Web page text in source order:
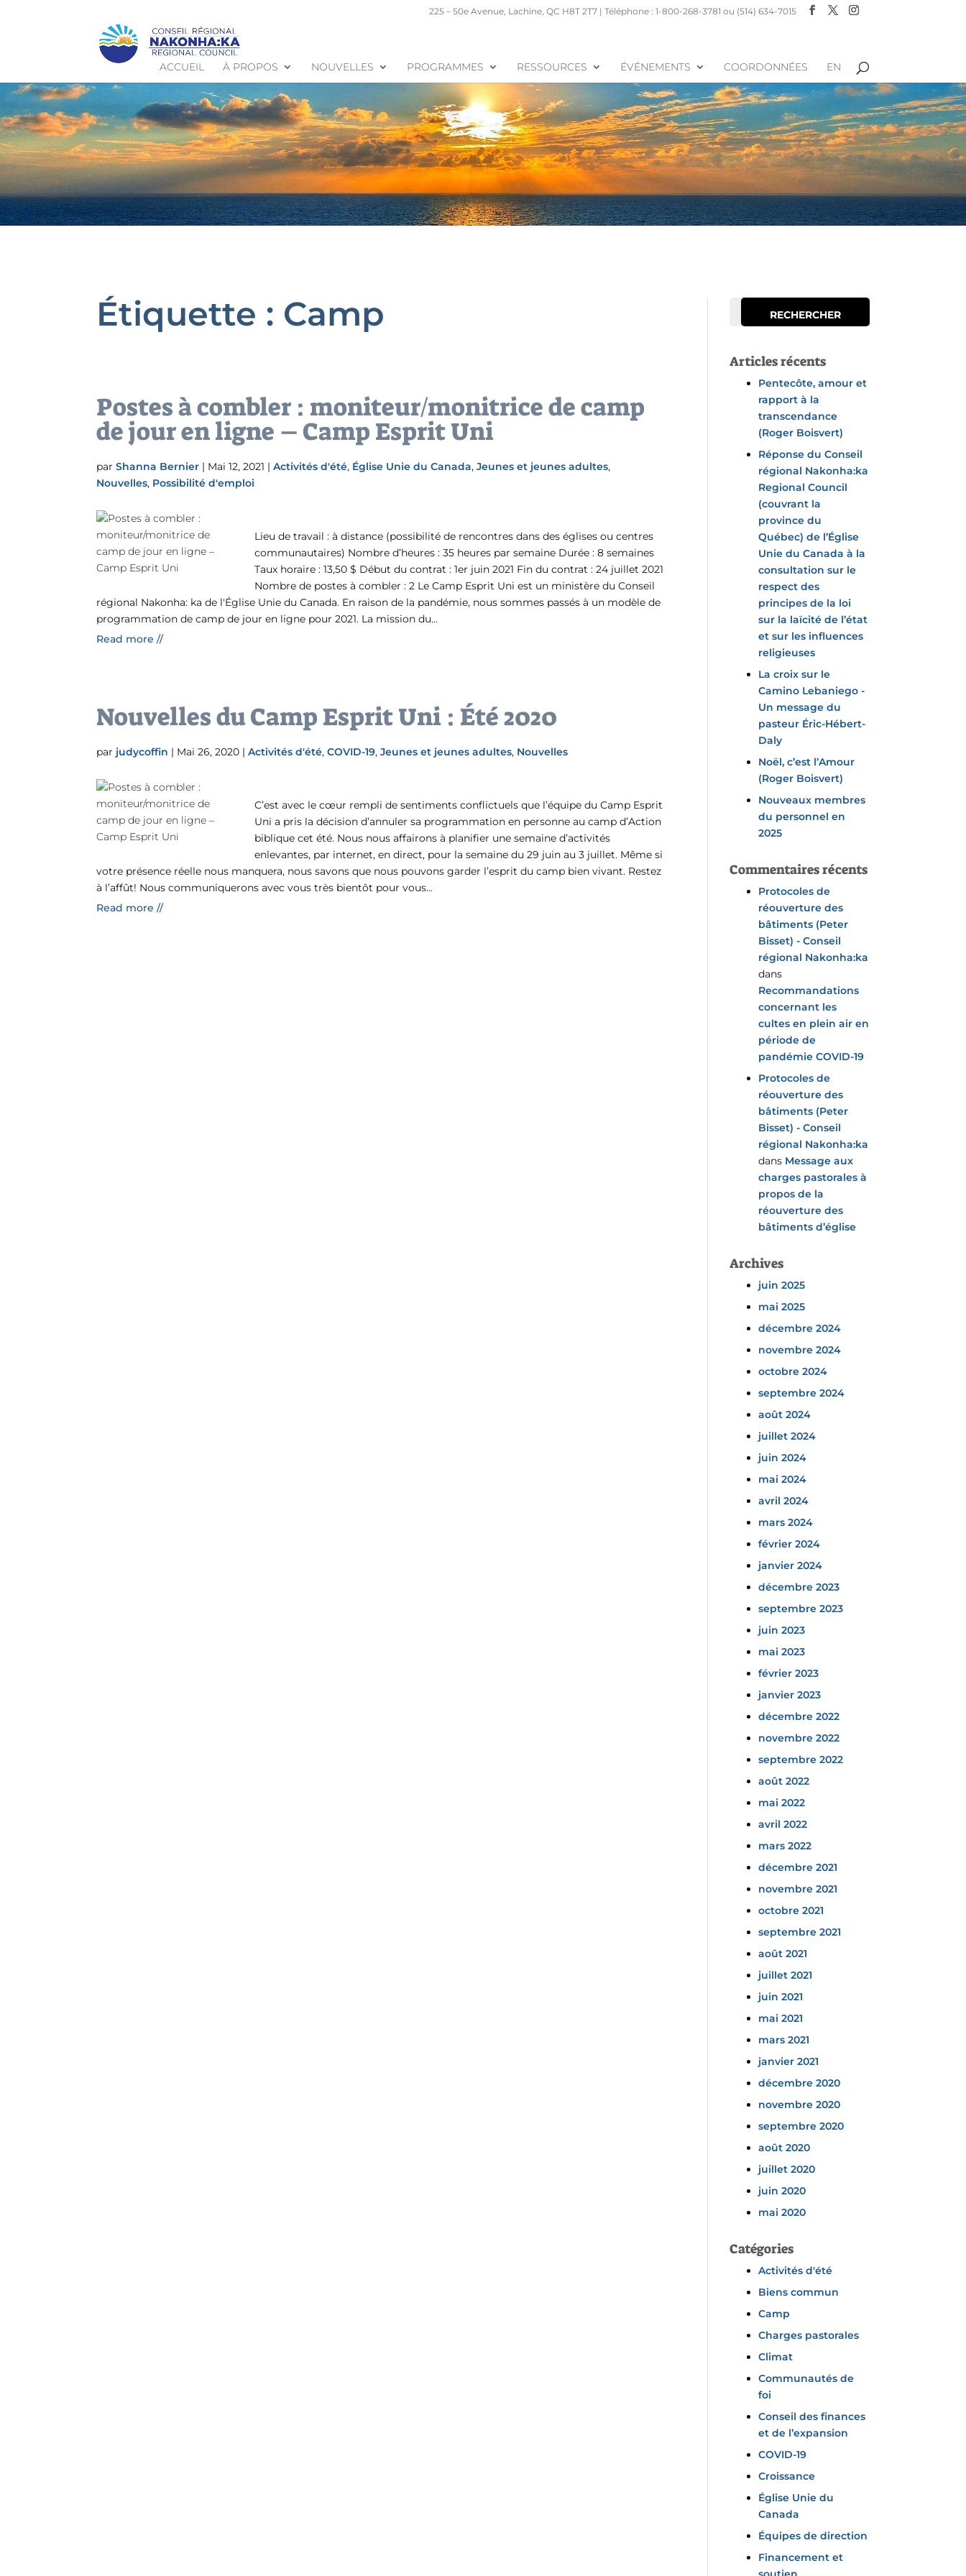
225 – 50e Avenue, Lachine, QC H8T 2T7 | Téléphone : 1-800-268-3781 ou (514) 634-7015
ACCUEIL À PROPOS NOUVELLES PROGRAMMES RESSOURCES ÉVÉNEMENTS COORDONNÉES EN
Étiquette : Camp
Postes à combler : moniteur/monitrice de camp
de jour en ligne – Camp Esprit Uni
parShanna Bernier | Mai 12, 2021 |Activités d'été, Église Unie du Canada,Jeunes et jeunes adultes,
Nouvelles, Possibilité d'emploi
Lieu de travail : à distance (possibilité de rencontres dans des églises ou centres
communautaires) Nombre d’heures : 35 heures par semaine Durée : 8 semaines
Taux horaire : 13,50 $ Début du contrat : 1er juin 2021 Fin du contrat : 24 juillet 2021
Nombre de postes à combler : 2 Le Camp Esprit Uni est un ministère du Conseil
régional Nakonha: ka de l'Église Unie du Canada. En raison de la pandémie, nous sommes passés à un modèle de
programmation de camp de jour en ligne pour 2021. La mission du...
Read more //
Nouvelles du Camp Esprit Uni : Été 2020
par judycoffin | Mai 26, 2020 |Activités d'été,COVID-19,Jeunes et jeunes adultes, Nouvelles
C’est avec le cœur rempli de sentiments conflictuels que l’équipe du Camp Esprit
Uni a pris la décision d’annuler sa programmation en personne au camp d’Action
biblique cet été. Nous nous affairons à planifier une semaine d’activités
enlevantes, par internet, en direct, pour la semaine du 29 juin au 3 juillet. Même si
votre présence réelle nous manquera, nous savons que nous pouvons garder l’esprit du camp bien vivant. Restez
à l’affût! Nous communiquerons avec vous très bientôt pour vous...
Read more //
Articles récents
Pentecôte, amour et
rapport à la
transcendance
(Roger Boisvert)
Réponse du Conseil
régional Nakonha:ka
Regional Council
(couvrant la
province du
Québec) de l’Église
Unie du Canada à la
consultation sur le
respect des
principes de la loi
sur la laïcité de l’état
et sur les influences
religieuses
La croix sur le
Camino Lebaniego -
Un message du
pasteur Éric-Hébert-
Daly
Noël, c’est l’Amour
(Roger Boisvert)
Nouveaux membres
du personnel en
2025
Commentaires récents
Protocoles de
réouverture des
bâtiments (Peter
Bisset) - Conseil
régional Nakonha:ka
dans
Recommandations
concernant les
cultes en plein air en
période de
pandémie COVID-19
Protocoles de
réouverture des
bâtiments (Peter
Bisset) - Conseil
régional Nakonha:ka
dans Message aux
charges pastorales à
propos de la
réouverture des
bâtiments d’église
Archives
juin 2025
mai 2025
décembre 2024
novembre 2024
octobre 2024
septembre 2024
août 2024
juillet 2024
juin 2024
mai 2024
avril 2024
mars 2024
février 2024
janvier 2024
décembre 2023
septembre 2023
juin 2023
mai 2023
février 2023
janvier 2023
décembre 2022
novembre 2022
septembre 2022
août 2022
mai 2022
avril 2022
mars 2022
décembre 2021
novembre 2021
octobre 2021
septembre 2021
août 2021
juillet 2021
juin 2021
mai 2021
mars 2021
janvier 2021
décembre 2020
novembre 2020
septembre 2020
août 2020
juillet 2020
juin 2020
mai 2020
Catégories
Activités d'été
Biens commun
Camp
Charges pastorales
Climat
Communautés de
foi
Conseil des finances
et de l’expansion
COVID-19
Croissance
Église Unie du
Canada
Équipes de direction
Financement et